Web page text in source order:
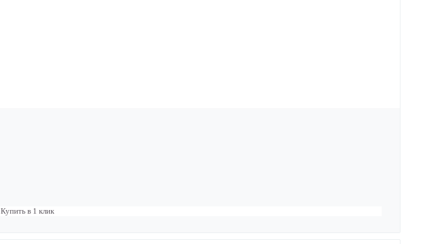
Купить в 1 клик